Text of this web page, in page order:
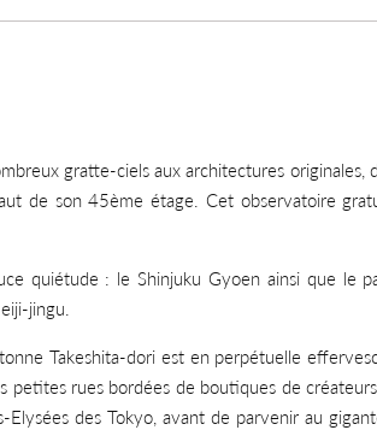
gratte-ciels aux architectures originales,
de son 45ème étage. Cet observatoire
quiétude : le Shinjuku Gyoen ainsi que le
jingu.
Takeshita-dori est en perpétuelle
petites rues bordées de boutiques de
des Tokyo, avant de parvenir au